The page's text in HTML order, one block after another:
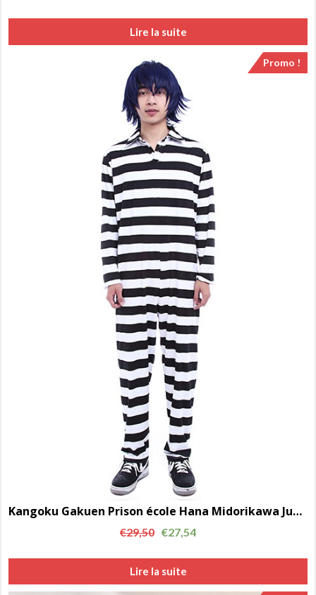
Lire la suite
Promo !
Kangoku Gakuen Prison école Hana Midorikawa Jumpsuit cosplay costume uniforme AC00903
€29,50 €27,54
Lire la suite